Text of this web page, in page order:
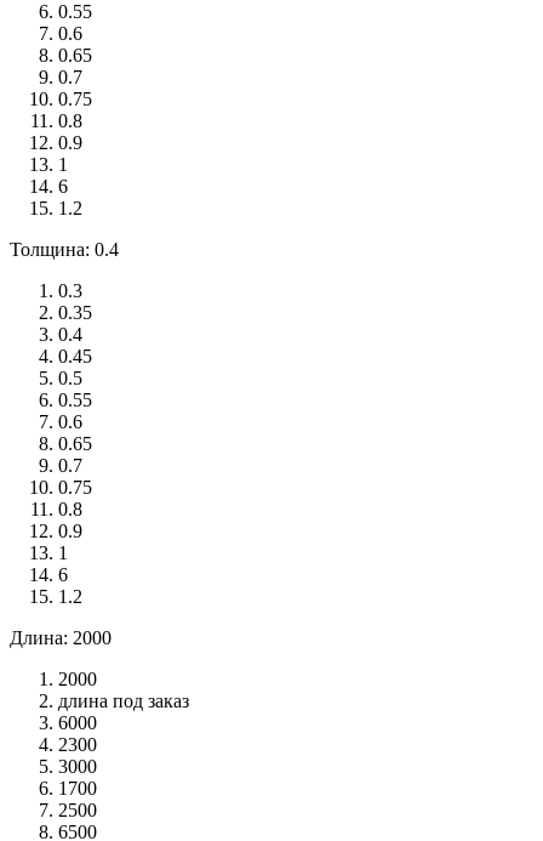
0.55
0.6
0.65
0.7
0.75
0.8
0.9
1
6
1.2
Толщина: 0.4
0.3
0.35
0.4
0.45
0.5
0.55
0.6
0.65
0.7
0.75
0.8
0.9
1
6
1.2
Длина: 2000
2000
длина под заказ
6000
2300
3000
1700
2500
6500